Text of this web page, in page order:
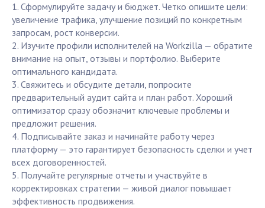
1. Сформулируйте задачу и бюджет. Четко опишите цели:
увеличение трафика, улучшение позиций по конкретным
запросам, рост конверсии.
2. Изучите профили исполнителей на Workzilla — обратите
внимание на опыт, отзывы и портфолио. Выберите
оптимального кандидата.
3. Свяжитесь и обсудите детали, попросите
предварительный аудит сайта и план работ. Хороший
оптимизатор сразу обозначит ключевые проблемы и
предложит решения.
4. Подписывайте заказ и начинайте работу через
платформу — это гарантирует безопасность сделки и учет
всех договоренностей.
5. Получайте регулярные отчеты и участвуйте в
корректировках стратегии — живой диалог повышает
эффективность продвижения.